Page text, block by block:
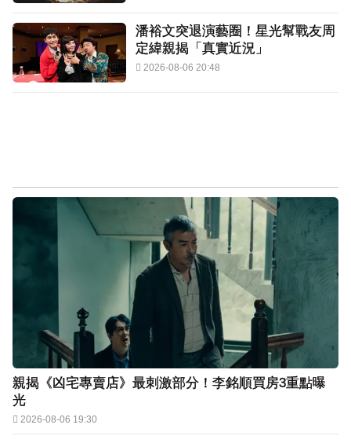
潘裕文突退演藝圈！星光幫戰友周
定緯親揭「真實近況」
2026-08-06 20:48
親揭《凶宅專賣店》最刺激部分！李銘順買房3重點曝
光
2026-08-06 19:30